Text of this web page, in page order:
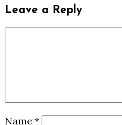
Leave a Reply
Name *